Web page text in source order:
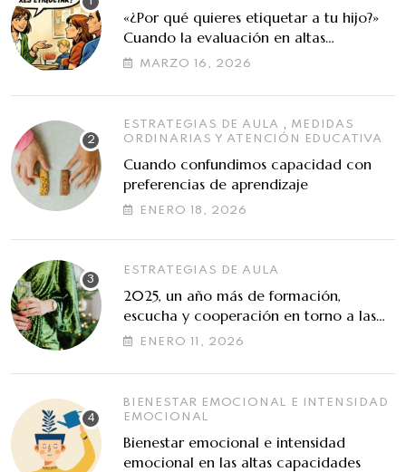
«¿Por qué quieres etiquetar a tu hijo?»
Cuando la evaluación en altas
capacidades se malinterpreta
MARZO 16, 2026
ESTRATEGIAS DE AULA , MEDIDAS
ORDINARIAS Y ATENCIÓN EDUCATIVA
Cuando confundimos capacidad con
preferencias de aprendizaje
ENERO 18, 2026
ESTRATEGIAS DE AULA
2025, un año más de formación,
escucha y cooperación en torno a las
altas capacidades
ENERO 11, 2026
BIENESTAR EMOCIONAL E INTENSIDAD
EMOCIONAL
Bienestar emocional e intensidad
emocional en las altas capacidades